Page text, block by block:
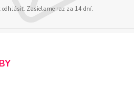
odhlásiť. Zasielame raz za 14 dní.